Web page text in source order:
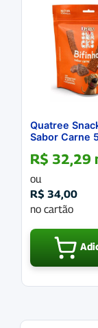
Quatree
Sabor Carne
R$ 32,29
ou
R$ 34,00
no cartão